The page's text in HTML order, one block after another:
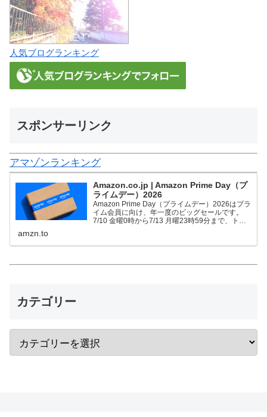
人気ブログランキング
スポンサーリンク
アマゾンランキング
Amazon.co.jp | Amazon Prime Day（プ
ライムデー）2026
Amazon Prime Day（プライムデー）2026はプラ
イム会員に向け、年一度のビッグセールです。
7/10 金曜0時から7/13 月曜23時59分まで、トッ
amzn.to
カテゴリー